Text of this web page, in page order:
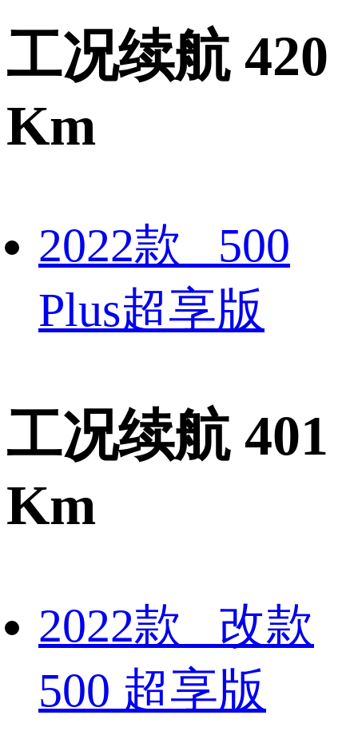
工况续航 420
Km
2022款 500
Plus超享版
工况续航 401
Km
2022款 改款
500 超享版